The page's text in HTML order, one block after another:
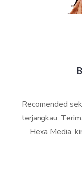
Recomended
terjangkau,
Hexa Media,